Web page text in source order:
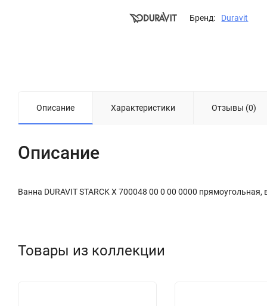
Бренд: Duravit
Описание Характеристики Отзывы (0)
Описание
Ванна DURAVIT STARCK X 700048 00 0 00 0000
Товары из коллекции